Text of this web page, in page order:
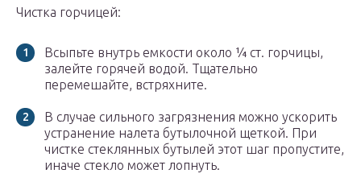
Чистка горчицей:
Всыпьте внутрь емкости около ¼ ст. горчицы,
залейте горячей водой. Тщательно
перемешайте, встряхните.
В случае сильного загрязнения можно ускорить
устранение налета бутылочной щеткой. При
чистке стеклянных бутылей этот шаг пропустите,
иначе стекло может лопнуть.